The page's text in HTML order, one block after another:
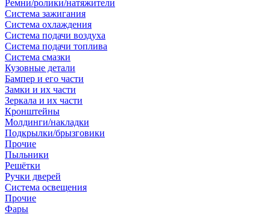
Ремни/ролики/натяжители
Система зажигания
Система охлаждения
Система подачи воздуха
Система подачи топлива
Система смазки
Кузовные детали
Бампер и его части
Замки и их части
Зеркала и их части
Кронштейны
Молдинги/накладки
Подкрылки/брызговики
Прочие
Пыльники
Решётки
Ручки дверей
Система освещения
Прочие
Фары